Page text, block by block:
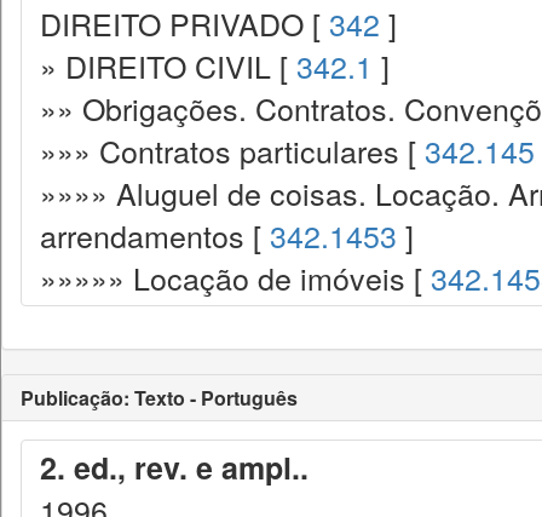
DIREITO PRIVADO [ 342 ]
» DIREITO CIVIL [ 342.1 ]
»» Obrigações. Contratos.
»»» Contratos particulares [ 342.145
»»»» Aluguel de coisas. Locação.
arrendamentos [ 342.1453 ]
»»»»» Locação de imóveis [
Publicação: Texto - Português
2. ed., rev. e ampl..